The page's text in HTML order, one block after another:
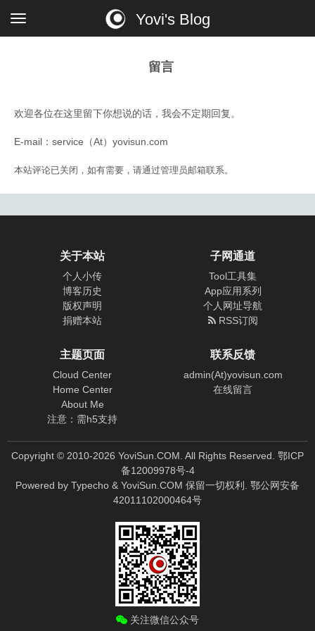
Yovi's Blog
留言
欢迎各位在这里留下你想说的话，我会不定期回复。
E-mail：service（At）yovisun.com
本站评论已关闭，如有需要，请通过管理员邮箱联系。
关于本站
个人小传
博客历史
版权声明
捐赠本站
子网通道
Tool工具集
App应用系列
个人网址导航
RSS订阅
主题页面
Cloud Center
Home Center
About Me
注意：需h5支持
联系反馈
admin(At)yovisun.com
在线留言
Copyright © 2010-2026 YoviSun.COM. All Rights Reserved. 鄂ICP
备12009978号-4
Powered by Typecho & YoviSun.COM 保留一切权利. 鄂公网安备
42011102000464号
关注微信公众号